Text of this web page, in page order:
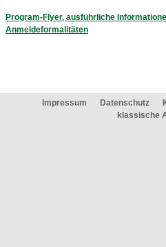
Program-Flyer, ausführliche
Anmeldeformalitäten
Impressum Datenschutz
klassische